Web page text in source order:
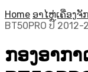
Home ອາໄຫຼ່ເຄື່ອງ
BT50PRO ປີ 2012-
ກອງອາກ